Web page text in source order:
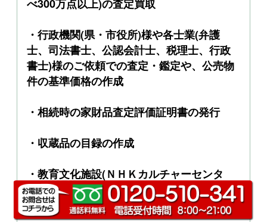
べ300万点以上)の査定買取
・行政機関(県・市役所)様や各士業(弁護
士、司法書士、公認会計士、税理士、行政
書士)様のご依頼での査定・鑑定や、公売物
件の基準価格の作成
・相続時の家財品査定評価証明書の発行
・収蔵品の目録の作成
・教育文化施設(ＮＨＫカルチャーセンタ
ー、商工会議所など)での鑑定会や講演会の
実施